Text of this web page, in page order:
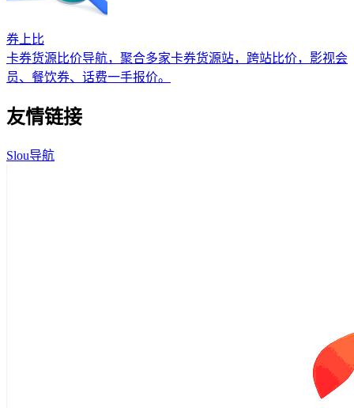
券上比
卡券货源比价导航，聚合多家卡券货源站，跨站比价，影视会
员、餐饮券、话费一手报价。
友情链接
Slou导航